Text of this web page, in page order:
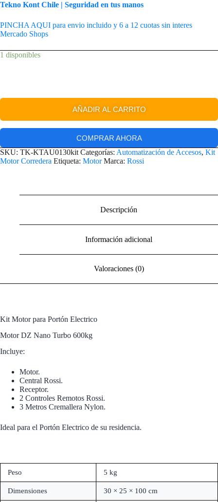
Tekno Kont Chile | Seguridad en tus manos
PINCHA AQUI para envio incluido y 6 a 12 cuotas sin interes
Mercado Shops
1 disponibles
AÑADIR AL CARRITO
COMPRAR AHORA
SKU: TK-KTAU0130kit Categorías: Automatización de Accesos, Kit
Motor Corredera Etiqueta: Motor Marca: Rossi
Descripción
Información adicional
Valoraciones (0)
Kit Motor para Portón Electrico
Motor DZ Nano Turbo 600kg
Incluye:
Motor.
Central Rossi.
Receptor.
2 Controles Remotos Rossi.
3 Metros Cremallera Nylon.
Ideal para el Portón Electrico de su residencia.
Peso 5 kg
Dimensiones 30 × 25 × 100 cm